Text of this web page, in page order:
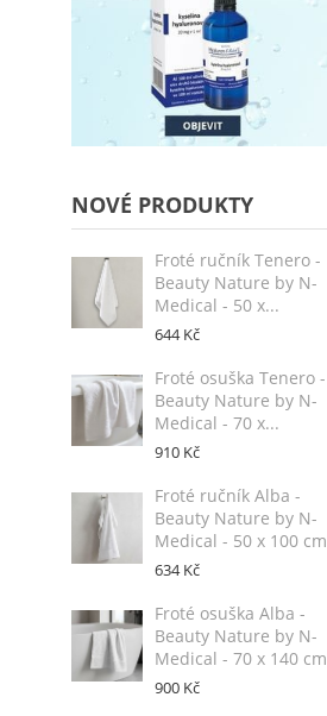
NOVÉ PRODUKTY
Froté ručník Tenero -
Beauty Nature by N-
Medical - 50 x...
644 Kč
Froté osuška Tenero -
Beauty Nature by N-
Medical - 70 x...
910 Kč
Froté ručník Alba -
Beauty Nature by N-
Medical - 50 x 100 cm
634 Kč
Froté osuška Alba -
Beauty Nature by N-
Medical - 70 x 140 cm
900 Kč